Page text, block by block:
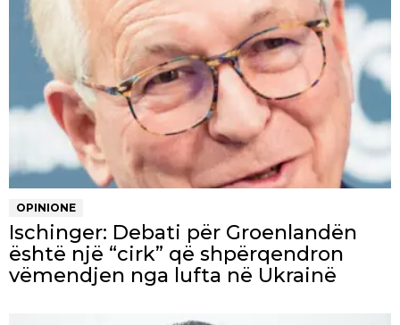
OPINIONE
Ischinger: Debati për Groenlandën
është një “cirk” që shpërqendron
vëmendjen nga lufta në Ukrainë